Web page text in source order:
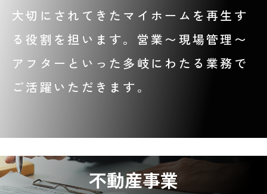
大切にされてきたマイホームを再生す
る役割を担います。営業〜現場管理〜
アフターといった多岐にわたる業務で
ご活躍いただきます。
不動産事業